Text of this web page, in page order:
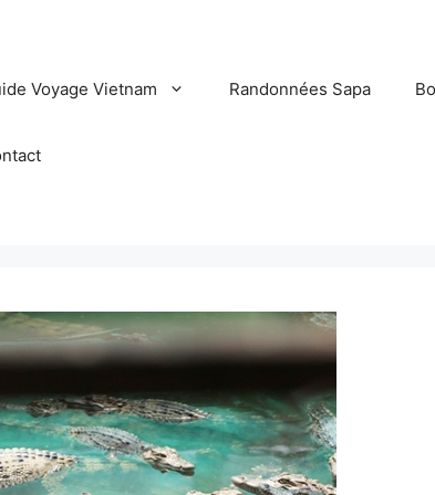
Voyage Vietnam Randonnées Sapa